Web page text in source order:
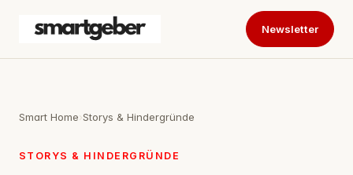
Newsletter
Smart Home›Storys & Hindergründe
STORYS & HINDERGRÜNDE